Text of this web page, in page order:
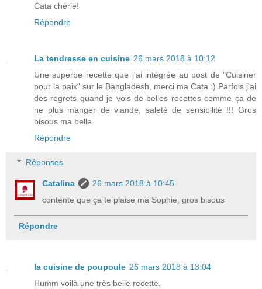
Cata chérie!
Répondre
La tendresse en cuisine 26 mars 2018 à 10:12
Une superbe recette que j'ai intégrée au post de "Cuisiner
pour la paix" sur le Bangladesh, merci ma Cata :) Parfois j'ai
des regrets quand je vois de belles recettes comme ça de
ne plus manger de viande, saleté de sensibilité !!! Gros
bisous ma belle
Répondre
Réponses
Catalina
26 mars 2018 à 10:45
contente que ça te plaise ma Sophie, gros bisous
Répondre
la cuisine de poupoule 26 mars 2018 à 13:04
Humm voilà une très belle recette.